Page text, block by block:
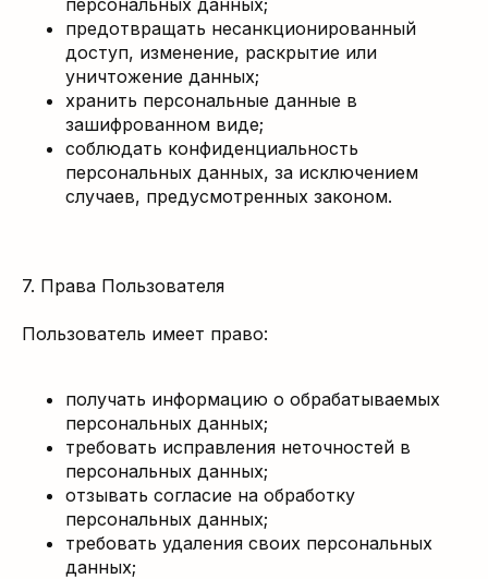
персональных данных;
предотвращать несанкционированный
доступ, изменение, раскрытие или
уничтожение данных;
хранить персональные данные в
зашифрованном виде;
соблюдать конфиденциальность
персональных данных, за исключением
случаев, предусмотренных законом.
7. Права Пользователя
Пользователь имеет право:
получать информацию о обрабатываемых
персональных данных;
требовать исправления неточностей в
персональных данных;
отзывать согласие на обработку
персональных данных;
требовать удаления своих персональных
данных;